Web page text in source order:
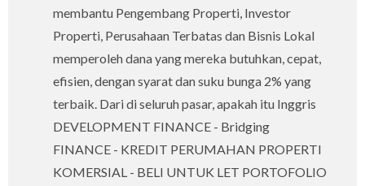
membantu Pengembang Properti, Investor
Properti, Perusahaan Terbatas dan Bisnis Lokal
memperoleh dana yang mereka butuhkan, cepat,
efisien, dengan syarat dan suku bunga 2% yang
terbaik. Dari di seluruh pasar, apakah itu Inggris
DEVELOPMENT FINANCE - Bridging
FINANCE - KREDIT PERUMAHAN PROPERTI
KOMERSIAL - BELI UNTUK LET PORTOFOLIO